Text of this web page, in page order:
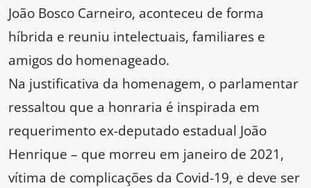
João Bosco Carneiro, aconteceu de forma
híbrida e reuniu intelectuais, familiares e
amigos do homenageado.
Na justificativa da homenagem, o parlamentar
ressaltou que a honraria é inspirada em
requerimento ex-deputado estadual João
Henrique – que morreu em janeiro de 2021,
vítima de complicações da Covid-19, e deve ser